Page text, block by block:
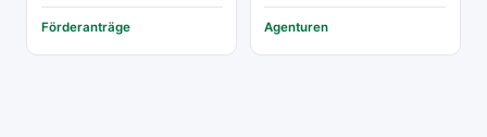
Förderanträge Agenturen